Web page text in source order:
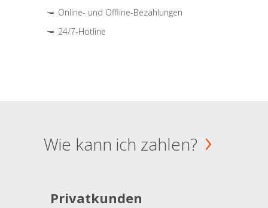
Online- und Offline-Bezahlungen
24/7-Hotline
Wie kann ich zahlen?
Privatkunden